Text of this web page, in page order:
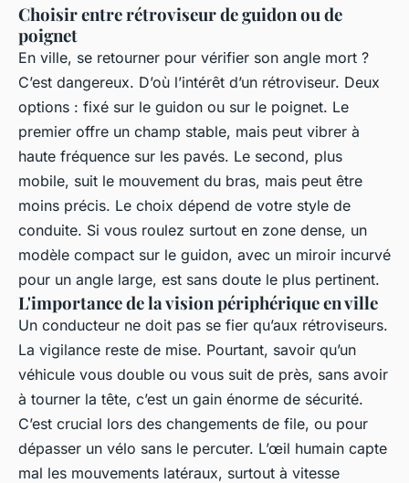
Choisir entre rétroviseur de guidon ou de
poignet
En ville, se retourner pour vérifier son angle mort ?
C’est dangereux. D’où l’intérêt d’un rétroviseur. Deux
options : fixé sur le guidon ou sur le poignet. Le
premier offre un champ stable, mais peut vibrer à
haute fréquence sur les pavés. Le second, plus
mobile, suit le mouvement du bras, mais peut être
moins précis. Le choix dépend de votre style de
conduite. Si vous roulez surtout en zone dense, un
modèle compact sur le guidon, avec un miroir incurvé
pour un angle large, est sans doute le plus pertinent.
L'importance de la vision périphérique en ville
Un conducteur ne doit pas se fier qu’aux rétroviseurs.
La vigilance reste de mise. Pourtant, savoir qu’un
véhicule vous double ou vous suit de près, sans avoir
à tourner la tête, c’est un gain énorme de sécurité.
C’est crucial lors des changements de file, ou pour
dépasser un vélo sans le percuter. L’œil humain capte
mal les mouvements latéraux, surtout à vitesse